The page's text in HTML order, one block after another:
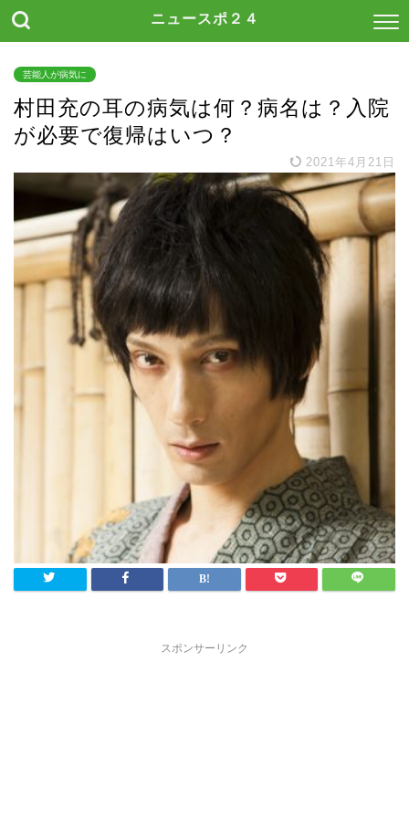
ニュースポ２４
芸能人が病気に
村田充の耳の病気は何？病名は？入院
が必要で復帰はいつ？
2021年4月21日
スポンサーリンク